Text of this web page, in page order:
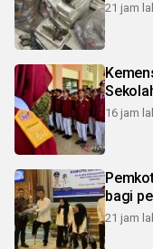
21 jam
16 jam
bagi
21 jam